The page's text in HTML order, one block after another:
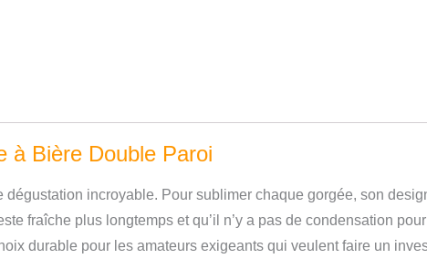
à Bière Double Paroi
incroyable. Pour sublimer chaque gorgée, son
fraîche plus longtemps et qu’il n’y a pas de condensation
durable pour les amateurs exigeants qui veulent faire un